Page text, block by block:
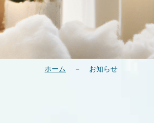
ホーム － お知らせ